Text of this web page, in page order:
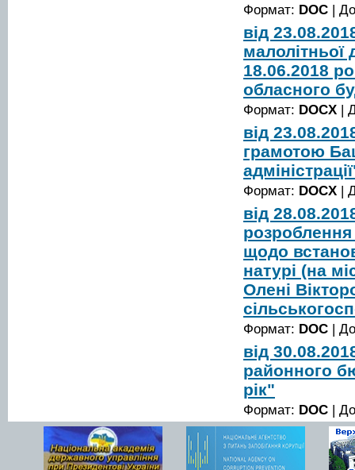
Формат: DOC |
від
малолітньої
18.06.2018
обласного
Формат: DOCX |
від
грамотою
Формат: DOCX |
від
розроблення
щодо
натурі (на
Олені
Формат: DOC |
від
районного
рік"
Формат: DOC |